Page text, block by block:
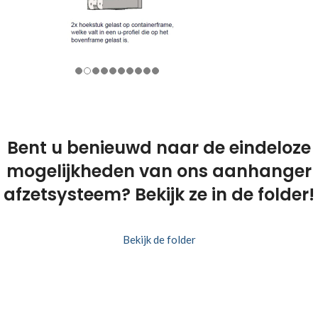
Bent u benieuwd naar de eindeloze
mogelijkheden van ons aanhanger
afzetsysteem? Bekijk ze in de folder!
Bekijk de folder